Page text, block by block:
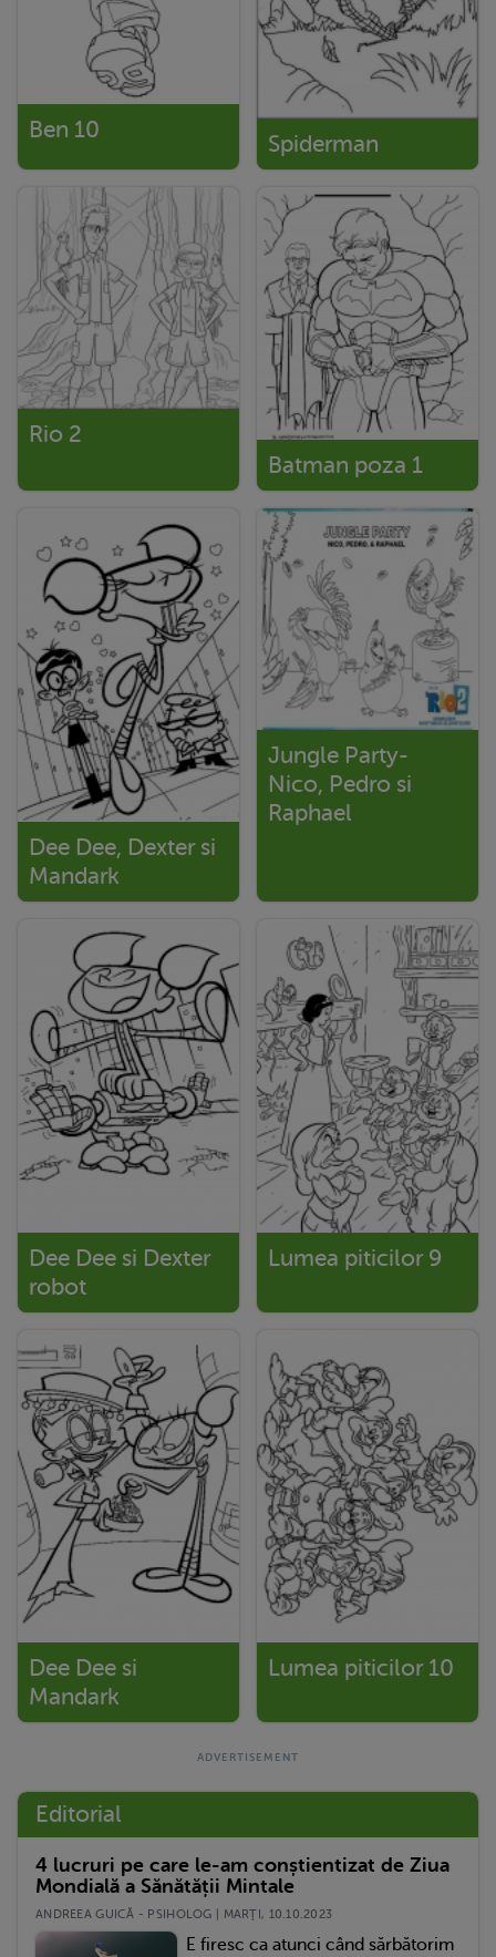
Ben 10
Spiderman
Rio 2
Batman poza 1
Dee Dee, Dexter si
Mandark
Jungle Party-
Nico, Pedro si
Raphael
Dee Dee si Dexter
robot
Lumea piticilor 9
Dee Dee si
Mandark
Lumea piticilor 10
Editorial
4 lucruri pe care le-am conștientizat de Ziua
Mondială a Sănătății Mintale
ANDREEA GUICĂ - PSIHOLOG | MARŢI, 10.10.2023
E firesc ca atunci când sărbătorim